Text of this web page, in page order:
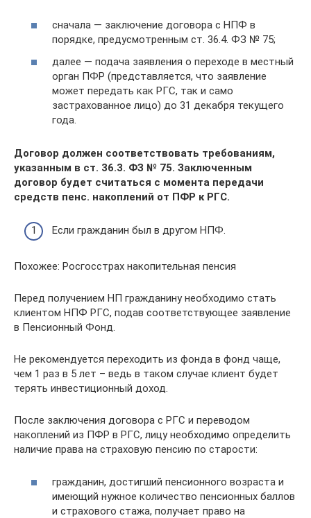
сначала — заключение договора с НПФ в
порядке, предусмотренным ст. 36.4. ФЗ № 75;
далее — подача заявления о переходе в местный
орган ПФР (представляется, что заявление
может передать как РГС, так и само
застрахованное лицо) до 31 декабря текущего
года.
Договор должен соответствовать требованиям,
указанным в ст. 36.3. ФЗ № 75. Заключенным
договор будет считаться с момента передачи
средств пенс. накоплений от ПФР к РГС.
Если гражданин был в другом НПФ.
Похожее: Росгосстрах накопительная пенсия
Перед получением НП гражданину необходимо стать
клиентом НПФ РГС, подав соответствующее заявление
в Пенсионный Фонд.
Не рекомендуется переходить из фонда в фонд чаще,
чем 1 раз в 5 лет – ведь в таком случае клиент будет
терять инвестиционный доход.
После заключения договора с РГС и переводом
накоплений из ПФР в РГС, лицу необходимо определить
наличие права на страховую пенсию по старости:
гражданин, достигший пенсионного возраста и
имеющий нужное количество пенсионных баллов
и страхового стажа, получает право на